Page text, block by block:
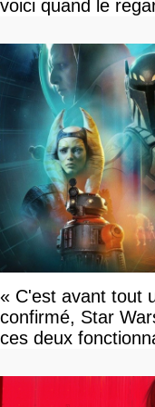
voici quand le
« C'est avant tout
confirmé, Star
ces deux